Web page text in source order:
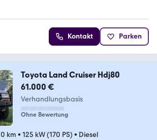
Kontakt Parken
Toyota Land Cruiser Hdj80
61.000 €
Verhandlungsbasis
Ohne Bewertung
km • 125 kW (170 PS) • Diesel